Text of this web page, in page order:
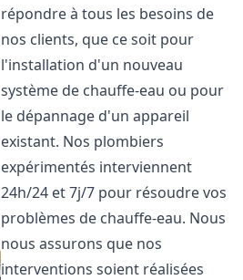
répondre à tous les besoins de
nos clients, que ce soit pour
l'installation d'un nouveau
système de chauffe-eau ou pour
le dépannage d'un appareil
existant. Nos plombiers
expérimentés interviennent
24h/24 et 7j/7 pour résoudre vos
problèmes de chauffe-eau. Nous
nous assurons que nos
interventions soient réalisées